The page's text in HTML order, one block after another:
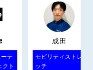
テ
クト
成田
モビリティストレ
ッチ